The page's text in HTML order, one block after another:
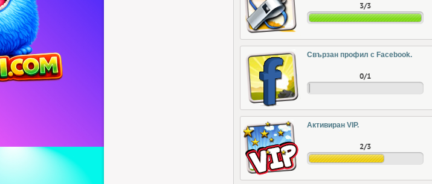
3/3
Свързан профил с Facebook.
0/1
Активиран VIP.
2/3